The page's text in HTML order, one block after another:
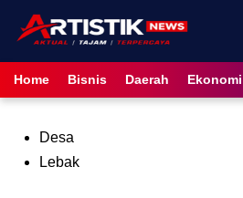
content
Home Bisnis Daerah Ekonomi
PostedDesa
Lebak